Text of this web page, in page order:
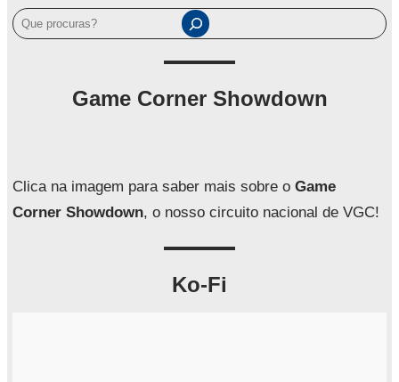
P
e
a
r
Game Corner Showdown
Clica na imagem para saber mais sobre o Game
Corner Showdown, o nosso circuito nacional de VGC!
Ko-Fi